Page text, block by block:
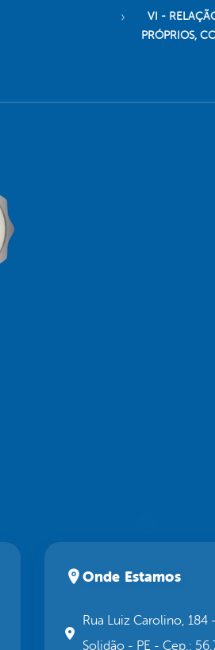
VI -
PRÓPRIOS,
Onde Estamos
Rua Luiz Carolino, 184
Solidão - PE - Cep.: